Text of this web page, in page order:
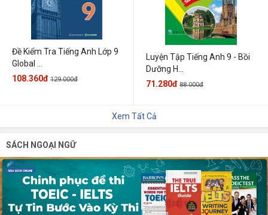
Đề Kiểm Tra Tiếng Anh Lớp 9
Global ...
108.360đ 129.000đ
Luyện Tập Tiếng Anh 9 - Bồi
Dưỡng H...
71.280đ 88.000đ
Xem Tất Cả
SÁCH NGOẠI NGỮ